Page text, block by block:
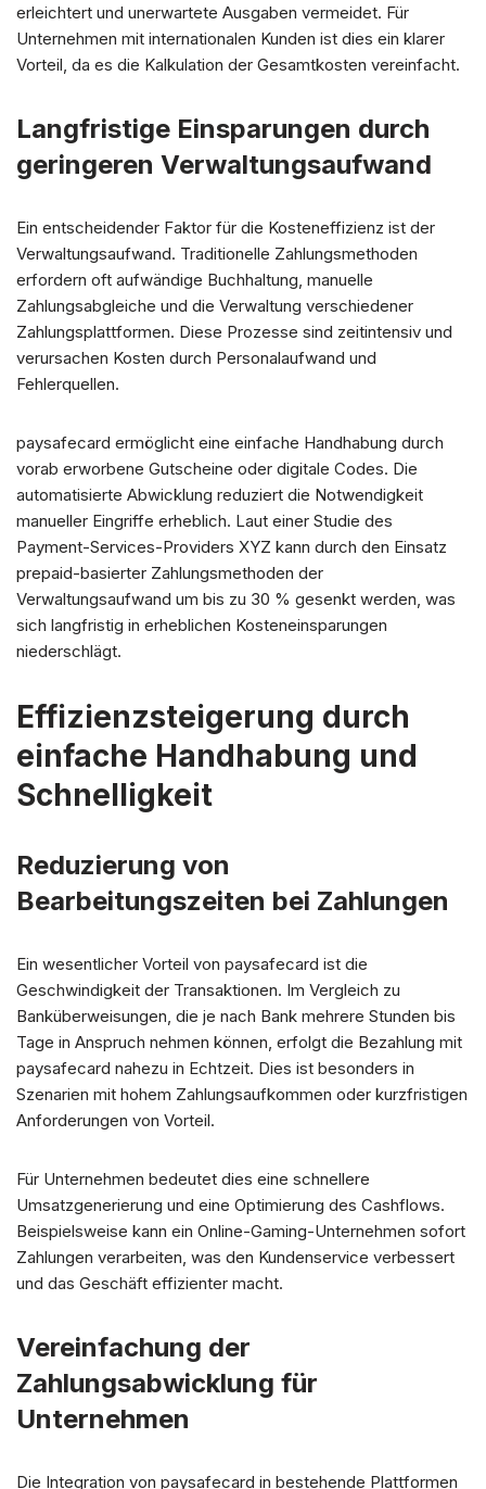
erleichtert und unerwartete Ausgaben vermeidet. Für
Unternehmen mit internationalen Kunden ist dies ein klarer
Vorteil, da es die Kalkulation der Gesamtkosten vereinfacht.
Langfristige Einsparungen durch
geringeren Verwaltungsaufwand
Ein entscheidender Faktor für die Kosteneffizienz ist der
Verwaltungsaufwand. Traditionelle Zahlungsmethoden
erfordern oft aufwändige Buchhaltung, manuelle
Zahlungsabgleiche und die Verwaltung verschiedener
Zahlungsplattformen. Diese Prozesse sind zeitintensiv und
verursachen Kosten durch Personalaufwand und
Fehlerquellen.
paysafecard ermöglicht eine einfache Handhabung durch
vorab erworbene Gutscheine oder digitale Codes. Die
automatisierte Abwicklung reduziert die Notwendigkeit
manueller Eingriffe erheblich. Laut einer Studie des
Payment-Services-Providers XYZ kann durch den Einsatz
prepaid-basierter Zahlungsmethoden der
Verwaltungsaufwand um bis zu 30 % gesenkt werden, was
sich langfristig in erheblichen Kosteneinsparungen
niederschlägt.
Effizienzsteigerung durch
einfache Handhabung und
Schnelligkeit
Reduzierung von
Bearbeitungszeiten bei Zahlungen
Ein wesentlicher Vorteil von paysafecard ist die
Geschwindigkeit der Transaktionen. Im Vergleich zu
Banküberweisungen, die je nach Bank mehrere Stunden bis
Tage in Anspruch nehmen können, erfolgt die Bezahlung mit
paysafecard nahezu in Echtzeit. Dies ist besonders in
Szenarien mit hohem Zahlungsaufkommen oder kurzfristigen
Anforderungen von Vorteil.
Für Unternehmen bedeutet dies eine schnellere
Umsatzgenerierung und eine Optimierung des Cashflows.
Beispielsweise kann ein Online-Gaming-Unternehmen sofort
Zahlungen verarbeiten, was den Kundenservice verbessert
und das Geschäft effizienter macht.
Vereinfachung der
Zahlungsabwicklung für
Unternehmen
Die Integration von paysafecard in bestehende Plattformen